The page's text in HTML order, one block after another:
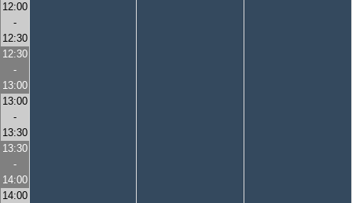
12:00
-
12:30
12:30
-
13:00
13:00
-
13:30
13:30
-
14:00
14:00